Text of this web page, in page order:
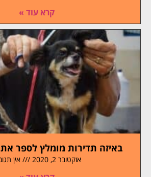
קרא עוד »
באיזה תדירות מומלץ לספר
אוקטובר 2, 2020 אין